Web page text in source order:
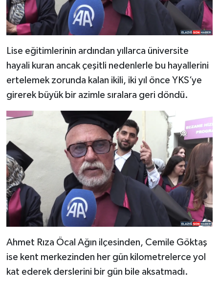
Lise eğitimlerinin ardından yıllarca üniversite
hayali kuran ancak çeşitli nedenlerle bu hayallerini
ertelemek zorunda kalan ikili, iki yıl önce YKS’ye
girerek büyük bir azimle sıralara geri döndü.
Ahmet Rıza Öcal Ağın ilçesinden, Cemile Göktaş
ise kent merkezinden her gün kilometrelerce yol
kat ederek derslerini bir gün bile aksatmadı.